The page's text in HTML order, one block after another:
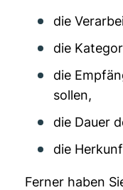
die
die
die
sollen,
die Dauer
die
Ferner haben